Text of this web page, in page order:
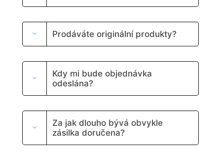
Prodáváte originální produkty?
Kdy mi bude objednávka
odeslána?
Za jak dlouho bývá obvykle
zásilka doručena?